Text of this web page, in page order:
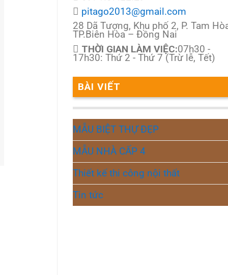
pitago2013@gmail.com
28 Dã Tượng, Khu phố 2, P. Tam
TP.Biên Hòa – Đồng Nai
THỜI GIAN LÀM VIỆC:07h30 -
17h30: Thứ 2 - Thứ 7 (Trừ lễ, Tết)
BÀI VIẾT
MẪU BIỆT THỰ ĐẸP
MẪU NHÀ CẤP 4
Thiết kế thi công nội thất
Tin tức